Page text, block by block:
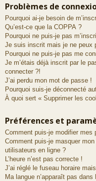
s
Problèmes de
Pourquoi ai-je besoin de
Qu’est-ce que la COPPA ?
Pourquoi ne puis-je pas
Je suis inscrit mais je ne peux
Pourquoi ne puis-je pas me
Je m’étais déjà inscrit par le
connecter ?!
J’ai perdu mon mot de passe !
Pourquoi suis-je déconnecté
À quoi sert « Supprimer les
Préférences et
Comment puis-je modifier mes
Comment puis-je masquer
utilisateurs en ligne ?
L’heure n’est pas correcte !
J’ai réglé le fuseau horaire
Ma langue n’apparaît pas dans